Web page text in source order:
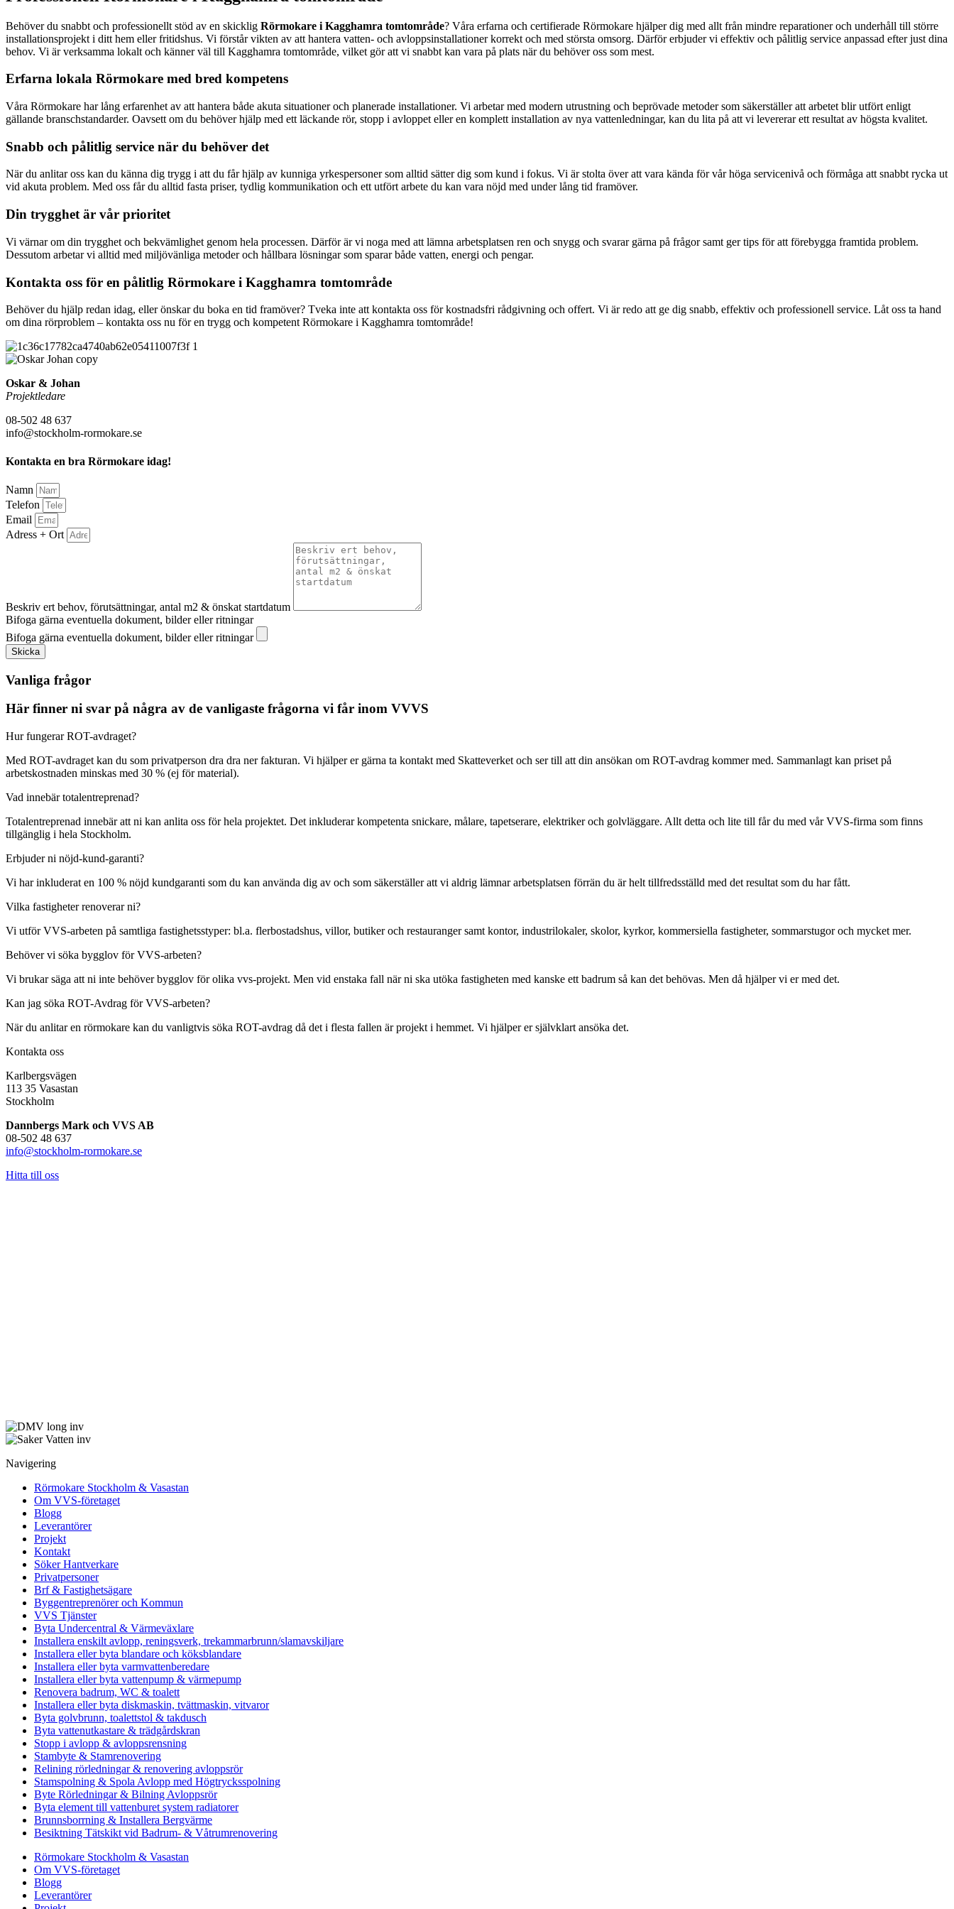
Behöver du snabbt och professionellt stöd av en skicklig Rörmokare i Kagghamra tomtområde? Våra erfarna och certifierade Rörmokare hjälper dig med allt från mindre reparationer och underhåll till större
installationsprojekt i ditt hem eller fritidshus. Vi förstår vikten av att hantera vatten- och avloppsinstallationer korrekt och med största omsorg. Därför erbjuder vi effektiv och pålitlig service anpassad efter just dina
behov. Vi är verksamma lokalt och känner väl till Kagghamra tomtområde, vilket gör att vi snabbt kan vara på plats när du behöver oss som mest.
Erfarna lokala Rörmokare med bred kompetens
Våra Rörmokare har lång erfarenhet av att hantera både akuta situationer och planerade installationer. Vi arbetar med modern utrustning och beprövade metoder som säkerställer att arbetet blir utfört enligt
gällande branschstandarder. Oavsett om du behöver hjälp med ett läckande rör, stopp i avloppet eller en komplett installation av nya vattenledningar, kan du lita på att vi levererar ett resultat av högsta kvalitet.
Snabb och pålitlig service när du behöver det
När du anlitar oss kan du känna dig trygg i att du får hjälp av kunniga yrkespersoner som alltid sätter dig som kund i fokus. Vi är stolta över att vara kända för vår höga servicenivå och förmåga att snabbt rycka ut
vid akuta problem. Med oss får du alltid fasta priser, tydlig kommunikation och ett utfört arbete du kan vara nöjd med under lång tid framöver.
Din trygghet är vår prioritet
Vi värnar om din trygghet och bekvämlighet genom hela processen. Därför är vi noga med att lämna arbetsplatsen ren och snygg och svarar gärna på frågor samt ger tips för att förebygga framtida problem.
Dessutom arbetar vi alltid med miljövänliga metoder och hållbara lösningar som sparar både vatten, energi och pengar.
Kontakta oss för en pålitlig Rörmokare i Kagghamra tomtområde
Behöver du hjälp redan idag, eller önskar du boka en tid framöver? Tveka inte att kontakta oss för kostnadsfri rådgivning och offert. Vi är redo att ge dig snabb, effektiv och professionell service. Låt oss ta hand
om dina rörproblem – kontakta oss nu för en trygg och kompetent Rörmokare i Kagghamra tomtområde!
Oskar & Johan
Projektledare
08-502 48 637
info@stockholm-rormokare.se
Kontakta en bra Rörmokare idag!
Namn
Telefon
Email
Adress + Ort
Beskriv ert behov, förutsättningar, antal m2 & önskat startdatum
Bifoga gärna eventuella dokument, bilder eller ritningar
Bifoga gärna eventuella dokument, bilder eller ritningar
Skicka
Vanliga frågor
Här finner ni svar på några av de vanligaste frågorna vi får inom VVVS
Hur fungerar ROT-avdraget?
Med ROT-avdraget kan du som privatperson dra dra ner fakturan. Vi hjälper er gärna ta kontakt med Skatteverket och ser till att din ansökan om ROT-avdrag kommer med. Sammanlagt kan priset på
arbetskostnaden minskas med 30 % (ej för material).
Vad innebär totalentreprenad?
Totalentreprenad innebär att ni kan anlita oss för hela projektet. Det inkluderar kompetenta snickare, målare, tapetserare, elektriker och golvläggare. Allt detta och lite till får du med vår VVS-firma som finns
tillgänglig i hela Stockholm.
Erbjuder ni nöjd-kund-garanti?
Vi har inkluderat en 100 % nöjd kundgaranti som du kan använda dig av och som säkerställer att vi aldrig lämnar arbetsplatsen förrän du är helt tillfredsställd med det resultat som du har fått.
Vilka fastigheter renoverar ni?
Vi utför VVS-arbeten på samtliga fastighetsstyper: bl.a. flerbostadshus, villor, butiker och restauranger samt kontor, industrilokaler, skolor, kyrkor, kommersiella fastigheter, sommarstugor och mycket mer.
Behöver vi söka bygglov för VVS-arbeten?
Vi brukar säga att ni inte behöver bygglov för olika vvs-projekt. Men vid enstaka fall när ni ska utöka fastigheten med kanske ett badrum så kan det behövas. Men då hjälper vi er med det.
Kan jag söka ROT-Avdrag för VVS-arbeten?
När du anlitar en rörmokare kan du vanligtvis söka ROT-avdrag då det i flesta fallen är projekt i hemmet. Vi hjälper er självklart ansöka det.
Kontakta oss
Karlbergsvägen
113 35 Vasastan
Stockholm
Dannbergs Mark och VVS AB
08-502 48 637
info@stockholm-rormokare.se
Hitta till oss
Navigering
Rörmokare Stockholm & Vasastan
Om VVS-företaget
Blogg
Leverantörer
Projekt
Kontakt
Söker Hantverkare
Privatpersoner
Brf & Fastighetsägare
Byggentreprenörer och Kommun
VVS Tjänster
Byta Undercentral & Värmeväxlare
Installera enskilt avlopp, reningsverk, trekammarbrunn/slamavskiljare
Installera eller byta blandare och köksblandare
Installera eller byta varmvattenberedare
Installera eller byta vattenpump & värmepump
Renovera badrum, WC & toalett
Installera eller byta diskmaskin, tvättmaskin, vitvaror
Byta golvbrunn, toalettstol & takdusch
Byta vattenutkastare & trädgårdskran
Stopp i avlopp & avloppsrensning
Stambyte & Stamrenovering
Relining rörledningar & renovering avloppsrör
Stamspolning & Spola Avlopp med Högtrycksspolning
Byte Rörledningar & Bilning Avloppsrör
Byta element till vattenburet system radiatorer
Brunnsborrning & Installera Bergvärme
Besiktning Tätskikt vid Badrum- & Våtrumrenovering
Rörmokare Stockholm & Vasastan
Om VVS-företaget
Blogg
Leverantörer